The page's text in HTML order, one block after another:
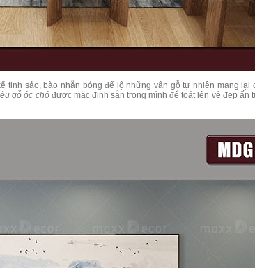
tinh sảo, bào nhẵn bóng để lộ những vân gỗ tự nhiên mang lại
gỗ óc chóđược mặc định sẵn trong mình để toát lên vẻ đẹp ấn